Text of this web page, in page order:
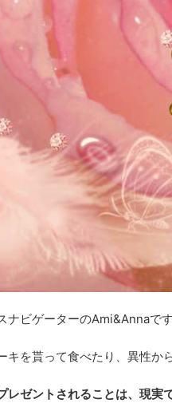
ナビゲーターのAmi&Annaで
キを貰って食べたり、異性か
レゼントされることは、現